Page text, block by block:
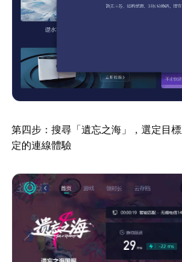
第四步：搜尋「遺忘之海」，選定目
定的連線體驗